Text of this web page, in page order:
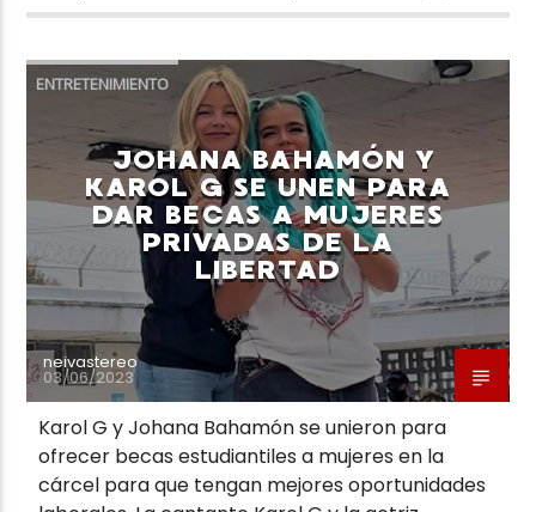
ENTRETENIMIENTO
JOHANA BAHAMÓN Y
KAROL G SE UNEN PARA
DAR BECAS A MUJERES
PRIVADAS DE LA
LIBERTAD
neivastereo
03/06/2023
Karol G y Johana Bahamón se unieron para
ofrecer becas estudiantiles a mujeres en la
cárcel para que tengan mejores oportunidades